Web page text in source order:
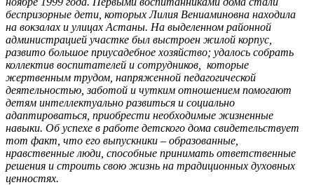
беспризорные дети, которых Лилия Вениаминовна находила
на вокзалах и улицах Астаны. На выделенном районной
администрацией участке был выстроен жилой корпус,
развито большое приусадебное хозяйство; удалось собрать
коллектив воспитателей и сотрудников, которые
жертвенным трудом, напряженной педагогической
деятельностью, заботой и чутким отношением помогают
детям интеллектуально развиться и социально
адаптироваться, приобрести необходимые жизненные
навыки. Об успехе в работе детского дома свидетельствует
тот факт, что его выпускники – образованные,
нравственные люди, способные принимать ответственные
решения и строить свою жизнь на традиционных духовных
ценностях.